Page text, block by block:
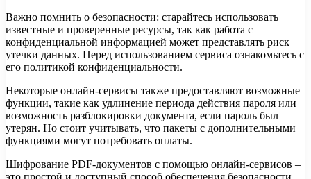
Важно помнить о безопасности: старайтесь использовать
известные и проверенные ресурсы, так как работа с
конфиденциальной информацией может представлять риск
утечки данных. Перед использованием сервиса ознакомьтесь с
его политикой конфиденциальности.
Некоторые онлайн-сервисы также предоставляют возможные
функции, такие как удлинение периода действия пароля или
возможность разблокировки документа, если пароль был
утерян. Но стоит учитывать, что пакеты с дополнительными
функциями могут потребовать оплаты.
Шифрование PDF-документов с помощью онлайн-сервисов –
это простой и доступный способ обеспечения безопасности